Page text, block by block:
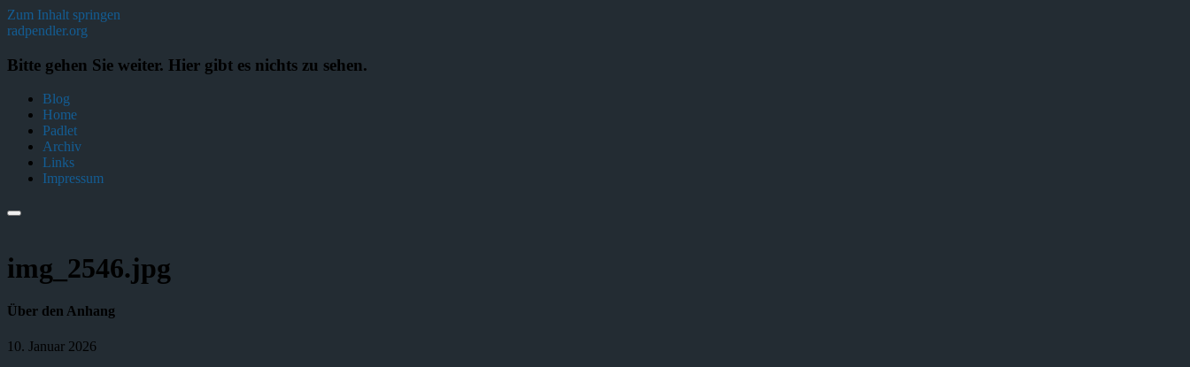
Zum Inhalt springen
radpendler.org
Bitte gehen Sie weiter. Hier gibt es nichts zu sehen.
Blog
Home
Padlet
Archiv
Links
Impressum
img_2546.jpg
Über den Anhang
10. Januar 2026